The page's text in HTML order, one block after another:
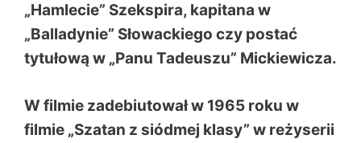
„Hamlecie” Szekspira, kapitana w
„Balladynie” Słowackiego czy postać
tytułową w „Panu Tadeuszu” Mickiewicza.
W filmie zadebiutował w 1965 roku w
filmie „Szatan z siódmej klasy” w reżyserii